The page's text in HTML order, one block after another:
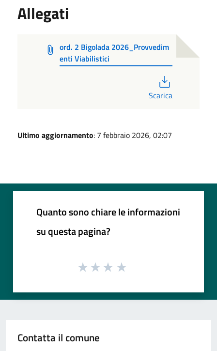
Allegati
ord. 2 Bigolada 2026_Provvedim
enti Viabilistici
Scarica
Ultimo aggiornamento: 7 febbraio 2026, 02:07
Quanto sono chiare le informazioni
su questa pagina?
Contatta il comune